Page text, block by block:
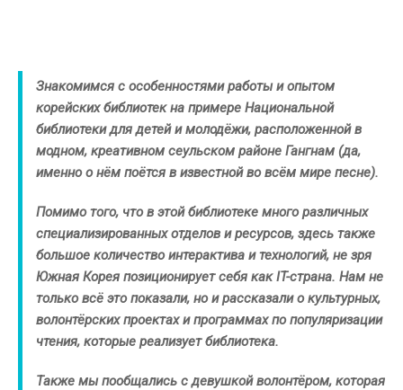
Знакомимся с особенностями работы и опытом
корейских библиотек на примере Национальной
библиотеки для детей и молодёжи, расположенной в
модном, креативном сеульском районе Гангнам (да,
именно о нём поётся в известной во всём мире песне).
Помимо того, что в этой библиотеке много различных
специализированных отделов и ресурсов, здесь также
большое количество интерактива и технологий, не зря
Южная Корея позиционирует себя как IT-страна. Нам не
только всё это показали, но и рассказали о культурных,
волонтёрских проектах и программах по популяризации
чтения, которые реализует библиотека.
Также мы пообщались с девушкой волонтёром, которая